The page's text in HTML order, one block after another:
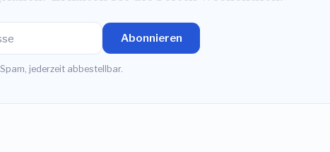
Abonnieren
Spam, jederzeit abbestellbar.